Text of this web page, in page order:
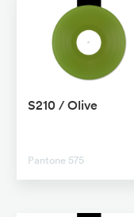
S210 / Olive
Pantone 575